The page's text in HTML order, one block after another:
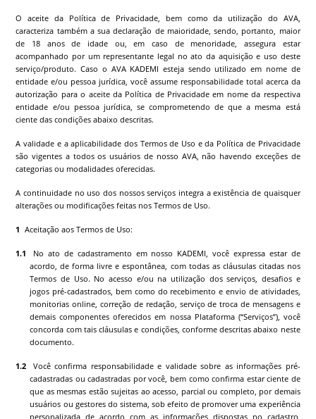
O aceite da Política de Privacidade, bem como da utilização do AVA,
caracteriza também a sua declaração de maioridade, sendo, portanto, maior
de 18 anos de idade ou, em caso de menoridade, assegura estar
acompanhado por um representante legal no ato da aquisição e uso deste
serviço/produto. Caso o AVA KADEMI esteja sendo utilizado em nome de
entidade e/ou pessoa jurídica, você assume responsabilidade total acerca da
autorização para o aceite da Política de Privacidade em nome da respectiva
entidade e/ou pessoa jurídica, se comprometendo de que a mesma está
ciente das condições abaixo descritas.
A validade e a aplicabilidade dos Termos de Uso e da Política de Privacidade
são vigentes a todos os usuários de nosso AVA, não havendo exceções de
categorias ou modalidades oferecidas.
A continuidade no uso dos nossos serviços integra a existência de quaisquer
alterações ou modificações feitas nos Termos de Uso.
Aceitação aos Termos de Uso:
No ato de cadastramento em nosso KADEMI, você expressa estar de
acordo, de forma livre e espontânea, com todas as cláusulas citadas nos
Termos de Uso. No acesso e/ou na utilização dos serviços, desafios e
jogos pré-cadastrados, bem como do recebimento e envio de atividades,
monitorias online, correção de redação, serviço de troca de mensagens e
demais componentes oferecidos em nossa Plataforma (“Serviços”), você
concorda com tais cláusulas e condições, conforme descritas abaixo neste
documento.
Você confirma responsabilidade e validade sobre as informações pré-
cadastradas ou cadastradas por você, bem como confirma estar ciente de
que as mesmas estão sujeitas ao acesso, parcial ou completo, por demais
usuários ou gestores do sistema, sob efeito de promover uma experiência
personalizada de acordo com as informações dispostas no cadastro,